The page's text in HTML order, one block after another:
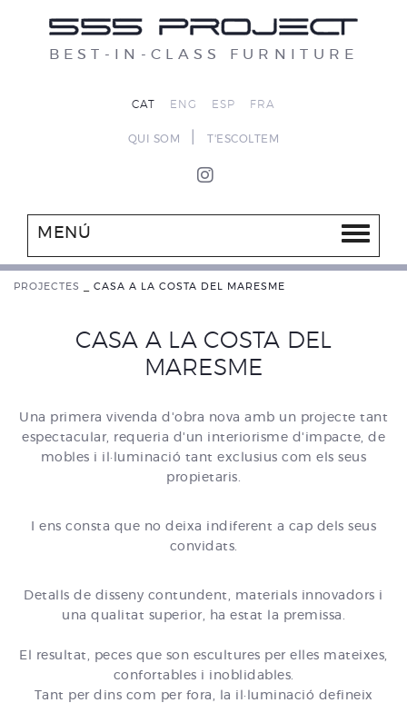
BEST-IN-CLASS FURNITURE
CAT ENG ESP FRA
QUI SOM T'ESCOLTEM
MENÚ
PROJECTES CASA A LA COSTA DEL MARESME
CASA A LA COSTA DEL
MARESME
Una primera vivenda d'obra nova amb un projecte tant
espectacular, requeria d'un interiorisme d'impacte, de
mobles i il·luminació tant exclusius com els seus
propietaris.
I ens consta que no deixa indiferent a cap dels seus
convidats.
Detalls de disseny contundent, materials innovadors i
una qualitat superior, ha estat la premissa.
El resultat, peces que son escultures per elles mateixes,
confortables i inoblidables.
Tant per dins com per fora, la il·luminació defineix